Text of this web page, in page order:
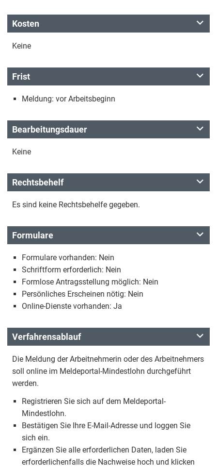
Kosten
Keine
Frist
Meldung: vor Arbeitsbeginn
Bearbeitungsdauer
Keine
Rechtsbehelf
Es sind keine Rechtsbehelfe gegeben.
Formulare
Formulare vorhanden: Nein
Schriftform erforderlich: Nein
Formlose Antragsstellung möglich: Nein
Persönliches Erscheinen nötig: Nein
Online-Dienste vorhanden: Ja
Verfahrensablauf
Die Meldung der Arbeitnehmerin oder des Arbeitnehmers
soll online im Meldeportal-Mindestlohn durchgeführt
werden.
Registrieren Sie sich auf dem Meldeportal-
Mindestlohn.
Bestätigen Sie Ihre E-Mail-Adresse und loggen Sie
sich ein.
Ergänzen Sie alle erforderlichen Daten, laden Sie
erforderlichenfalls die Nachweise hoch und klicken